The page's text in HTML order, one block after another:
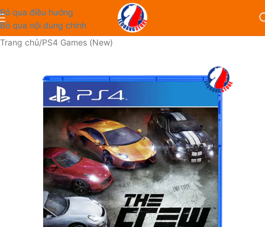
Bỏ qua điều hướng
Bỏ qua nội dung chính
Trang chủ/PS4 Games (New)